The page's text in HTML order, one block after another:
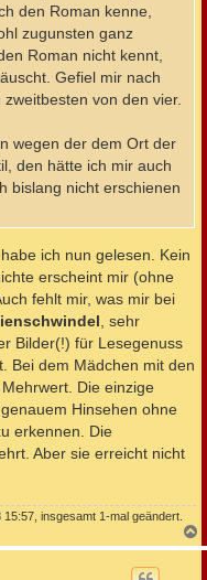
den Roman kenne,
zugunsten ganz
Roman nicht kennt,
Gefiel mir nach
von den vier.
wegen der dem Ort der
den hätte ich mir auch
bislang nicht erschienen
habe ich nun gelesen. Kein
erscheint mir (ohne
fehlt mir, was mir bei
, sehr
Bilder(!) für Lesegenuss
Bei dem Mädchen mit den
Die einzige
Hinsehen ohne
erkennen. Die
Aber sie erreicht nicht
insgesamt 1-mal geändert.
a